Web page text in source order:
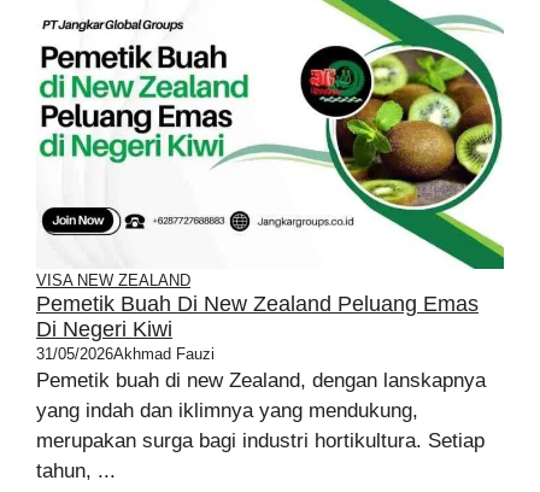
VISA NEW ZEALAND
Pemetik Buah Di New Zealand Peluang Emas
Di Negeri Kiwi
31/05/2026Akhmad Fauzi
Pemetik buah di new Zealand, dengan lanskapnya
yang indah dan iklimnya yang mendukung,
merupakan surga bagi industri hortikultura. Setiap
tahun, ...